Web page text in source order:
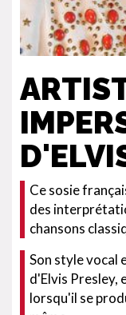
Ce sosie
des
chansons
Son style vocal
d'Elvis Presley,
lorsqu'il se